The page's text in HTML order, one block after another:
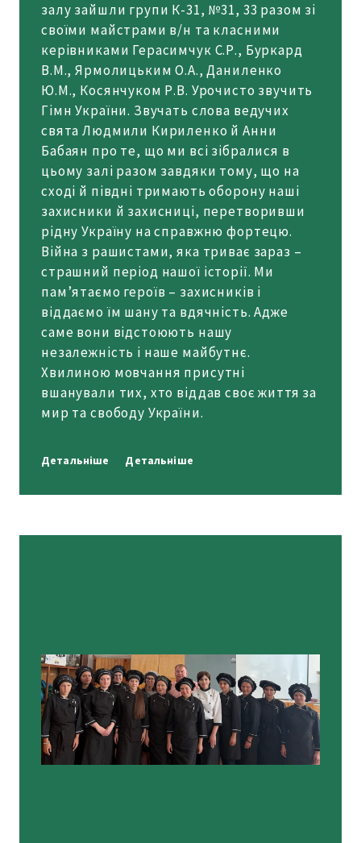
залу зайшли групи К-31, №31, 33 разом зі
своїми майстрами в/н та класними
керівниками Герасимчук С.Р., Буркард
В.М., Ярмолицьким О.А., Даниленко
Ю.М., Косянчуком Р.В. Урочисто звучить
Гімн України. Звучать слова ведучих
свята Людмили Кириленко й Анни
Бабаян про те, що ми всі зібралися в
цьому залі разом завдяки тому, що на
сході й півдні тримають оборону наші
захисники й захисниці, перетворивши
рідну Україну на справжню фортецю.
Війна з рашистами, яка триває зараз –
страшний період нашої історії. Ми
пам’ятаємо героїв – захисників і
віддаємо їм шану та вдячність. Адже
саме вони відстоюють нашу
незалежність і наше майбутнє.
Хвилиною мовчання присутні
вшанували тих, хто віддав своє життя за
мир та свободу України.
Детальніше Детальніше